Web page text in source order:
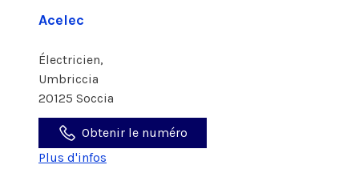
Acelec
Électricien,
Umbriccia
20125 Soccia
Obtenir le numéro
Plus d'infos